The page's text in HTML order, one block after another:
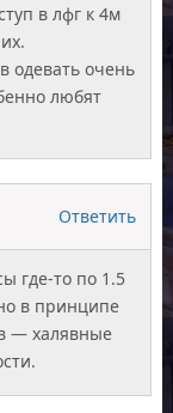
в лфг к 4м
одевать очень
любят
Ответить
где-то по 1.5
в принципе
— халявные